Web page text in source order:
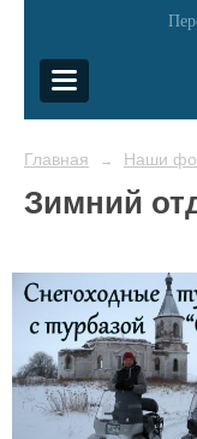
Главная → Наши
Зимний